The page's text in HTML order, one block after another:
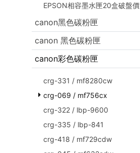
EPSON相容墨水匣20盒破盤價
canon黑色碳粉匣
canon 黑色碳粉匣
canon彩色碳粉匣
crg-331 / mf8280cw
crg-069 / mf756cx
crg-322 / lbp-9600
crg-335 / lbp-841
crg-418 / mf729cdw